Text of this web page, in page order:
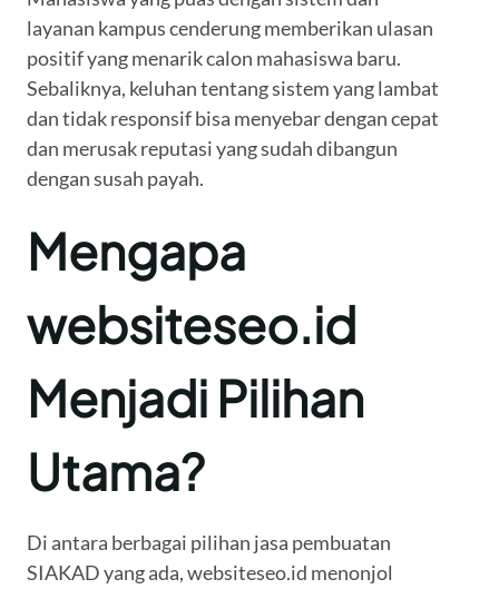
layanan kampus cenderung memberikan ulasan
positif yang menarik calon mahasiswa baru.
Sebaliknya, keluhan tentang sistem yang lambat
dan tidak responsif bisa menyebar dengan cepat
dan merusak reputasi yang sudah dibangun
dengan susah payah.
Mengapa
websiteseo.id
Menjadi Pilihan
Utama?
Di antara berbagai pilihan jasa pembuatan
SIAKAD yang ada, websiteseo.id menonjol